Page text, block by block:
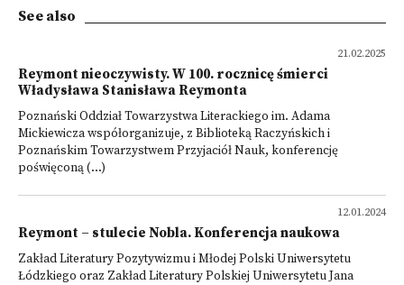
See also
21.02.2025
Reymont nieoczywisty. W 100. rocznicę śmierci
Władysława Stanisława Reymonta
Poznański Oddział Towarzystwa Literackiego im. Adama
Mickiewicza współorganizuje, z Biblioteką Raczyńskich i
Poznańskim Towarzystwem Przyjaciół Nauk, konferencję
poświęconą (...)
12.01.2024
Reymont – stulecie Nobla. Konferencja naukowa
Zakład Literatury Pozytywizmu i Młodej Polski Uniwersytetu
Łódzkiego oraz Zakład Literatury Polskiej Uniwersytetu Jana